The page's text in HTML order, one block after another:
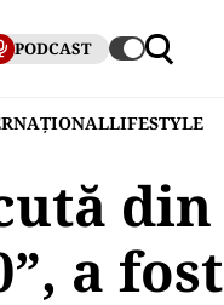
PODCAST
LIFESTYLE
din
a fost